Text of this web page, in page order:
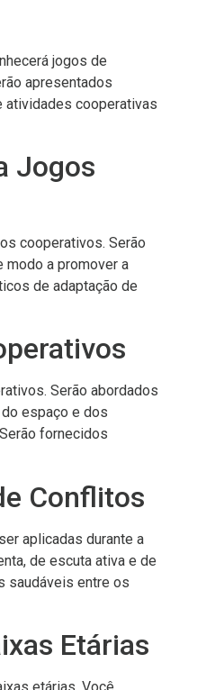
jogos de
apresentados
atividades cooperativas
Jogos
cooperativos. Serão
a promover a
de adaptação de
Serão abordados
espaço e dos
fornecidos
Conflitos
aplicadas durante a
de escuta ativa e de
saudáveis entre os
Etárias